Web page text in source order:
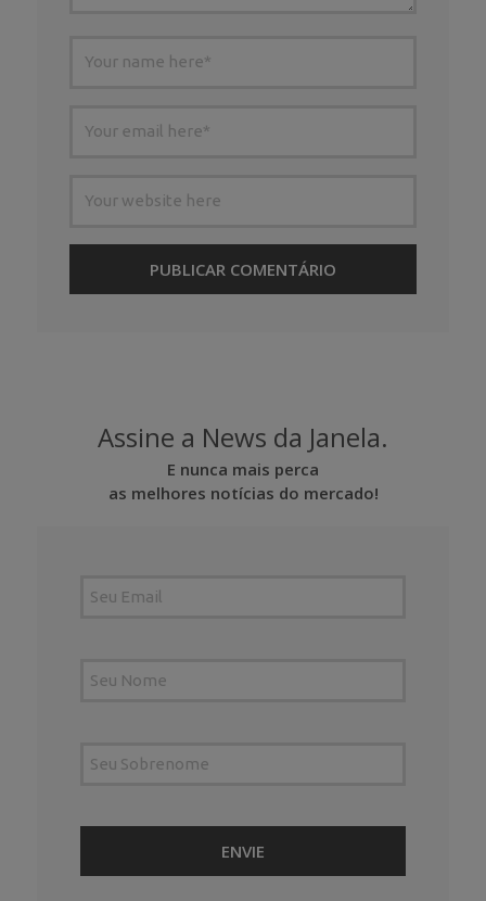
Assine a News da Janela.
E nunca mais perca
as melhores notícias do mercado!